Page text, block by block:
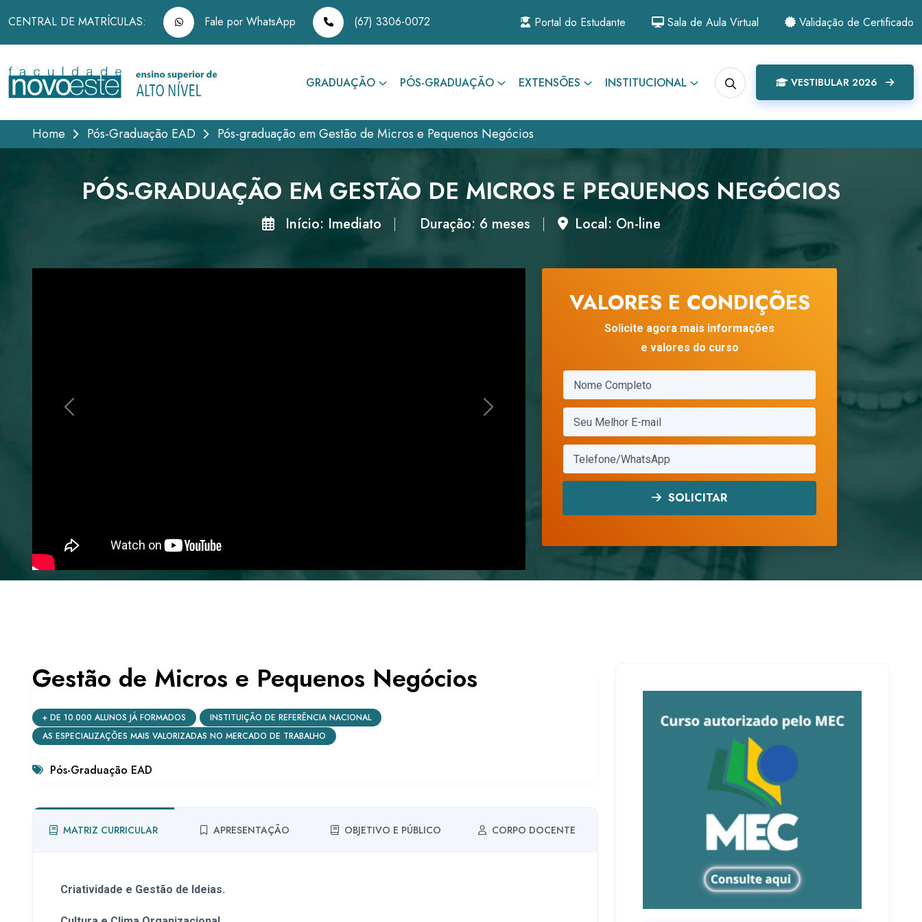
CENTRAL DE MATRÍCULAS: Fale por WhatsApp (67) 3306-0072 Portal do Estudante Sala de Aula Virtual Validação de Certificado
GRADUAÇÃO PÓS-GRADUAÇÃO EXTENSÕES INSTITUCIONAL VESTIBULAR 2026
Home Pós-Graduação EAD Pós-graduação em Gestão de Micros e Pequenos Negócios
PÓS-GRADUAÇÃO EM GESTÃO DE MICROS E PEQUENOS NEGÓCIOS
Início: Imediato Duração: 6 meses Local: On-line
Previous Next
VALORES E CONDIÇÕES
Solicite agora mais informações
e valores do curso
SOLICITAR
Gestão de Micros e Pequenos Negócios
+ DE 10.000 ALUNOS JÁ FORMADOS
INSTITUIÇÃO DE REFERÊNCIA NACIONAL
AS ESPECIALIZAÇÕES MAIS VALORIZADAS NO MERCADO DE TRABALHO
Pós-Graduação EAD
MATRIZ CURRICULAR APRESENTAÇÃO OBJETIVO E PÚBLICO CORPO DOCENTE
Criatividade e Gestão de Ideias.